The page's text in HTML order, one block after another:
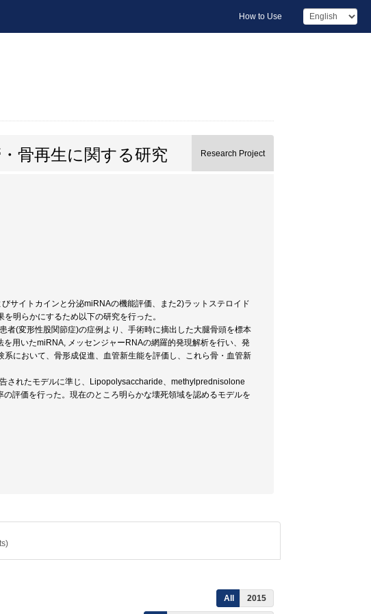
How to Use
骨再生に関する研究 Research Project
サイトカインと分泌miRNAの機能評価、また2)ラットステロイド
明らかにするため以下の研究を行った。
者(変形性股関節症)の症例より、手術時に摘出した大腿骨頭を標本
用いたmiRNA, メッセンジャーRNAの網羅的発現解析を行い、発
において、骨形成促進、血管新生能を評価し、これら骨・血管新
されたモデルに準じ、Lipopolysaccharide、methylprednisolone
評価を行った。現在のところ明らかな壊死領域を認めるモデルを
All 2015